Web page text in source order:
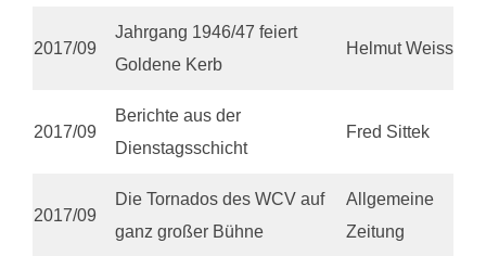
2017/09
Jahrgang 1946/47 feiert
Goldene Kerb
Helmut Weiss
2017/09
Berichte aus der
Dienstagsschicht
Fred Sittek
2017/09
Die Tornados des WCV auf
ganz großer Bühne
Allgemeine
Zeitung